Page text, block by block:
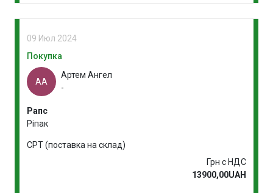
09 Июл 2024
Покупка
АА
Артем Ангел
-
Рапс
Ріпак
CPT (поставка на склад)
Грн с НДС
13900,00UAH